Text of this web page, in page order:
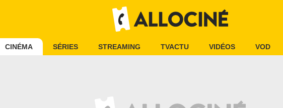
CINÉMA SÉRIES STREAMING TVACTU VIDÉOS VOD